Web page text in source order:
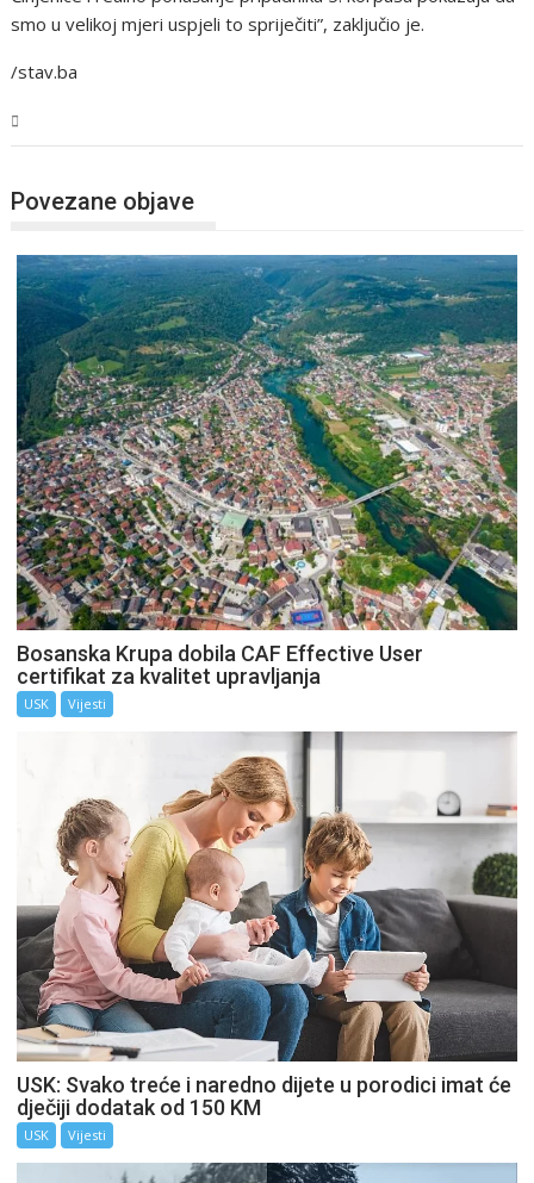
smo u velikoj mjeri uspjeli to spriječiti”, zaključio je.
/stav.ba
Povezane objave
Bosanska Krupa dobila CAF Effective User
certifikat za kvalitet upravljanja
USK Vijesti
USK: Svako treće i naredno dijete u porodici imat će
dječiji dodatak od 150 KM
USK Vijesti